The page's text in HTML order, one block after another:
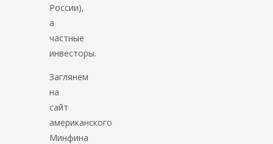
России),
а
частные
инвесторы.
Заглянем
на
сайт
американского
Минфина